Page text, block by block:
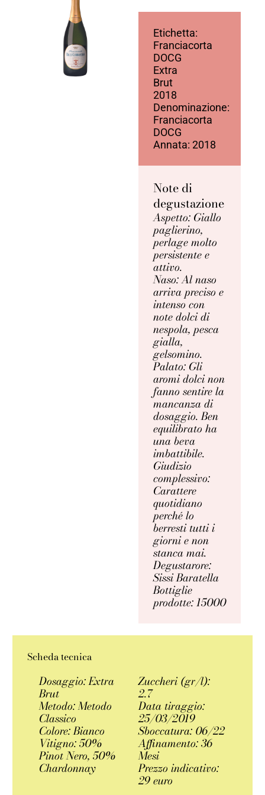
Etichetta:
Franciacorta
DOCG
Extra
Brut
2018
Denominazione:
Franciacorta
DOCG
Annata: 2018
Note di
degustazione
Aspetto: Giallo
paglierino,
perlage molto
persistente e
attivo.
Naso: Al naso
arriva preciso e
intenso con
note dolci di
nespola, pesca
gialla,
gelsomino.
Palato: Gli
aromi dolci non
fanno sentire la
mancanza di
dosaggio. Ben
equilibrato ha
una beva
imbattibile.
Giudizio
complessivo:
Carattere
quotidiano
perché lo
berresti tutti i
giorni e non
stanca mai.
Degustarore:
Sissi Baratella
Bottiglie
prodotte: 15000
Scheda tecnica
Dosaggio: Extra
Brut
Metodo: Metodo
Classico
Colore: Bianco
Vitigno: 50%
Pinot Nero, 50%
Chardonnay
Zuccheri (gr/l):
2.7
Data tiraggio:
25/03/2019
Sboccatura: 06/22
Affinamento: 36
Mesi
Prezzo indicativo:
29 euro